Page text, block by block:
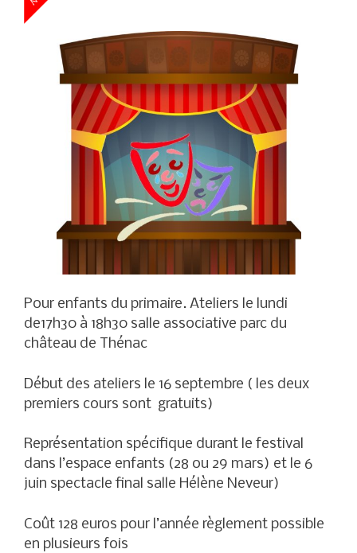
Pour enfants du primaire. Ateliers le lundi
de17h30 à 18h30 salle associative parc du
château de Thénac
Début des ateliers le 16 septembre ( les deux
premiers cours sont gratuits)
Représentation spécifique durant le festival
dans l’espace enfants (28 ou 29 mars) et le 6
juin spectacle final salle Hélène Neveur)
Coût 128 euros pour l’année règlement possible
en plusieurs fois